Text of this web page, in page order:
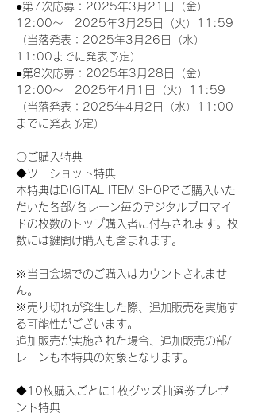
●第7次応募：2025年3月21日（金）
12:00～　2025年3月25日（火）11:59
（当落発表：2025年3月26日（水）
11:00までに発表予定）
●第8次応募：2025年3月28日（金）
12:00～　2025年4月1日（火）11:59
（当落発表：2025年4月2日（水）11:00
までに発表予定）
〇ご購入特典
◆ツーショット特典
本特典はDIGITAL ITEM SHOPでご購入いた
だいた各部/各レーン毎のデジタルブロマイ
ドの枚数のトップ購入者に付与されます。枚
数には鍵開け購入も含まれます。
※当日会場でのご購入はカウントされませ
ん。
※売り切れが発生した際、追加販売を実施す
る可能性がございます。
追加販売が実施された場合、追加販売の部/
レーンも本特典の対象となります。
◆10枚購入ごとに1枚グッズ抽選券プレゼ
ント特典